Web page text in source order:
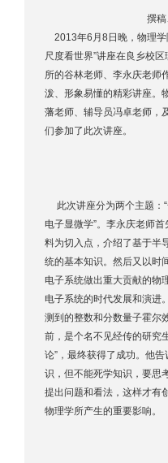
撰稿
2013年6月8日晚，物理学
尺度看世界”讲座在良乡校
所的谷林老师、李永庆老师
泼、形象易懂的精彩讲座。
藩老师、辅导员冯卓老师，
们参加了此次讲座。
此次讲座分为两个主题：“
电子显微学”。李永庆老师
料为切入点，介绍了基于半
统的基本知识。然后又以时
电子系统做出重大贡献的物
电子系统的时代发展和演进
测到的整数和分数量子霍尔
前，是个名不见经传的研究
论”，最终获得了成功。他
识，但不能死学知识，要思
提出问题和看法，这样才有
物理学所产生的重要影响。